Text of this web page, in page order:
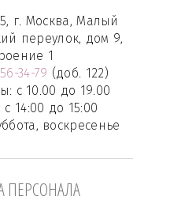
г. Москва, Малый
переулок, дом 9,
1
34-79 (доб. 122)
с 10.00 до 19.00
14:00 до 15:00
воскресенье
ПЕРСОНАЛА